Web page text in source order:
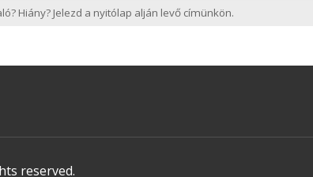
Hiány? Jelezd a nyitólap alján levő címünkön.
reserved.